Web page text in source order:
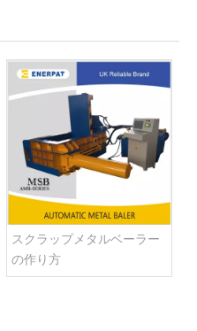
スクラップメタルベーラー
の作り方